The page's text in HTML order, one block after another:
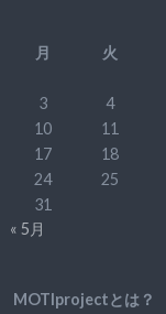
月
火
3
4
10
11
17
18
24
25
31
« 5月
MOTIprojectとは？